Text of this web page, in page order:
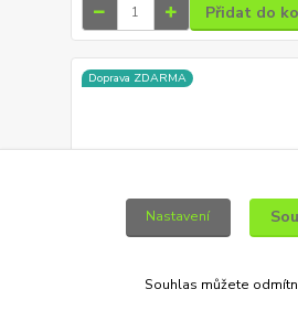
Přidat do
Doprava ZDARMA
Nastavení
Souhlas můžete